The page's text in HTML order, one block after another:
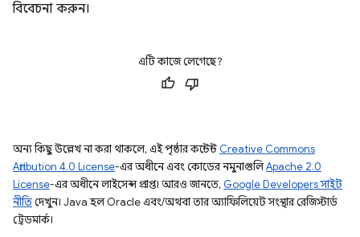
বিবেচনা করুন।
এটি কাজে লেগেছে?
অন্য কিছু উল্লেখ না করা থাকলে, এই পৃষ্ঠার কন্টেন্ট Creative Commons
Attribution 4.0 License-এর অধীনে এবং কোডের নমুনাগুলিApache 2.0
License-এর অধীনে লাইসেন্স প্রাপ্ত। আরও জানতে, Google Developers সাইট
নীতিদেখুন। Java হল Oracle এবং/অথবা তার অ্যাফিলিয়েট সংস্থার রেজিস্টার্ড
ট্রেডমার্ক।